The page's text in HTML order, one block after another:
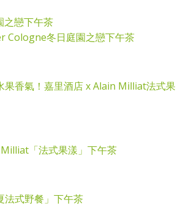
之戀下午茶
Cologne冬日庭園之戀下午茶
果香氣！嘉里酒店 x Alain Milliat法式果
「法式果漾」下午茶
法式野餐」下午茶